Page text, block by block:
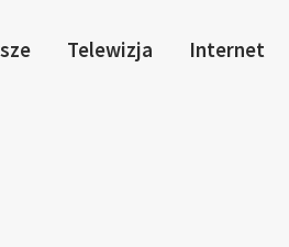
Telewizja Internet